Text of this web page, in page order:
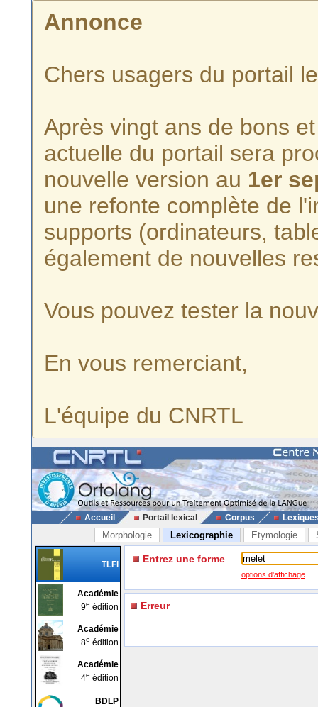
Annonce
Chers usagers du portail
Après vingt ans de bons
actuelle du portail sera
nouvelle version au 1er
une refonte complète de
supports (ordinateurs,
également de nouvelles
Vous pouvez tester la
En vous remerciant,
L'équipe du CNRTL
Accueil Portail lexical Corpus
Morphologie Lexicographie Etymologie
TLFi
Académie
9e édition
Académie
8e édition
Académie
4e édition
BDLP
Entrez une forme
options d'affichage
Erreur